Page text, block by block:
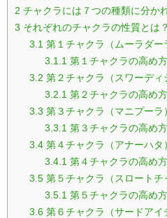
2 チャクラには７つの種類に分か
3 それぞれのチャクラの性質とは？
3.1 第１チャクラ（ムーラダー
3.1.1 第１チャクラの高め方
3.2 第２チャクラ（スワーデ
3.2.1 第２チャクラの高め方
3.3 第３チャクラ（マニプーラ
3.3.1 第３チャクラの高め方
3.4 第４チャクラ（アナーハタ
3.4.1 第４チャクラの高め方
3.5 第５チャクラ（スロート
3.5.1 第５チャクラの高め方
3.6 第６チャクラ（サードア